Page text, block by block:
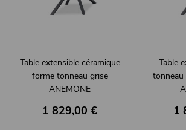
Table extensible céramique
forme tonneau grise
ANEMONE
1 829,00 €
Table
1